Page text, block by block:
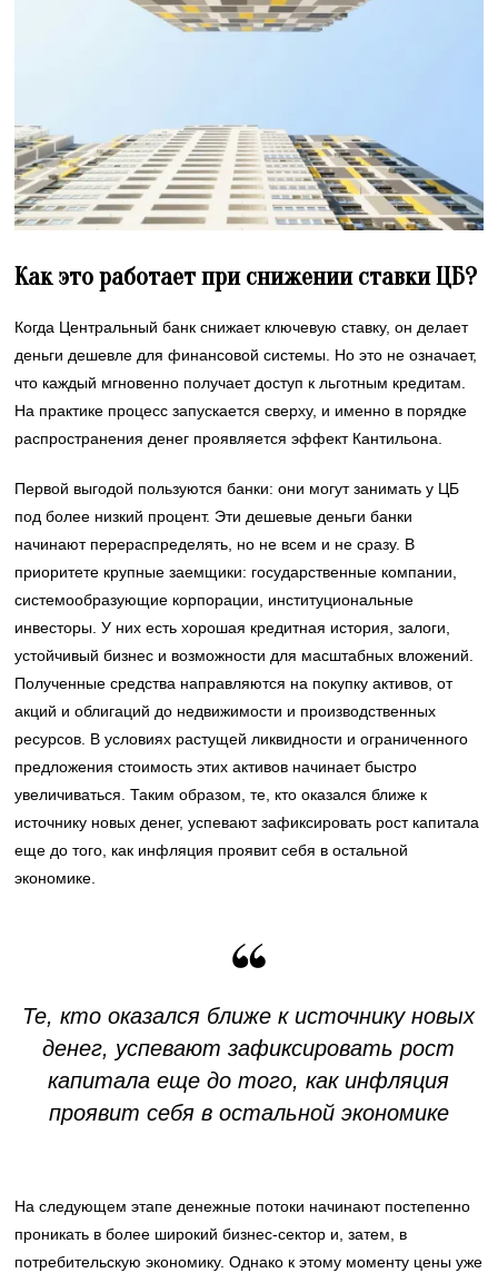
Как это работает при снижении ставки ЦБ?
Когда Центральный банк снижает ключевую ставку, он делает
деньги дешевле для финансовой системы. Но это не означает,
что каждый мгновенно получает доступ к льготным кредитам.
На практике процесс запускается сверху, и именно в порядке
распространения денег проявляется эффект Кантильона.
Первой выгодой пользуются банки: они могут занимать у ЦБ
под более низкий процент. Эти дешевые деньги банки
начинают перераспределять, но не всем и не сразу. В
приоритете крупные заемщики: государственные компании,
системообразующие корпорации, институциональные
инвесторы. У них есть хорошая кредитная история, залоги,
устойчивый бизнес и возможности для масштабных вложений.
Полученные средства направляются на покупку активов, от
акций и облигаций до недвижимости и производственных
ресурсов. В условиях растущей ликвидности и ограниченного
предложения стоимость этих активов начинает быстро
увеличиваться. Таким образом, те, кто оказался ближе к
источнику новых денег, успевают зафиксировать рост капитала
еще до того, как инфляция проявит себя в остальной
экономике.
Те, кто оказался ближе к источнику новых
денег, успевают зафиксировать рост
капитала еще до того, как инфляция
проявит себя в остальной экономике
На следующем этапе денежные потоки начинают постепенно
проникать в более широкий бизнес-сектор и, затем, в
потребительскую экономику. Однако к этому моменту цены уже